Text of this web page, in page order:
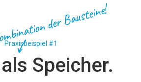
Praxisbeispiel #1
Speicher.
der Bausteine!